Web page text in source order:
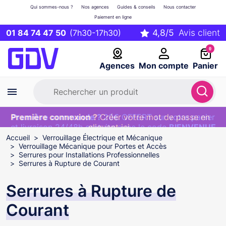
01 84 74 47 50 (7h30-17h30)
Agences Mon compte
Qui sommes-nous ? Nos agences Guides & conseils
Nous contacter
Paiement en ligne
0
Panier
Première commande ?20€ OFFERT sur votre panier
et livraison 24/48h gratuite avec le codeBIENVENUE
Première connexion ?Créer votre mot de passe en
cliquant ici
EXCLU WEB :
Accueil
Verrouillage Électrique et Mécanique
Verrouillage Mécanique pour Portes et Accès
Serrures pour Installations Professionnelles
Serrures à Rupture de Courant
Serrures à Rupture de
Courant